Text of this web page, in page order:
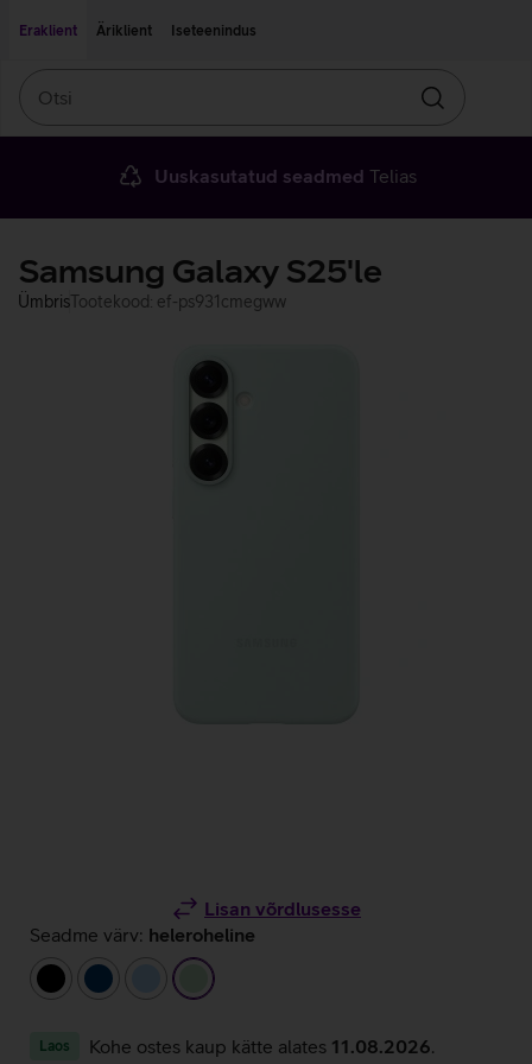
Eraklient
Äriklient Iseteenindus
Otsin
Uuskasutatud seadmed Telias
Samsung Galaxy S25'le
ÜmbrisTootekood: ef-ps931cmegww
Lisan võrdlusesse
Seadme värv: heleroheline
must
tumesininehelesinineheleroheline
Laos Kohe ostes kaup kätte alates 11.08.2026